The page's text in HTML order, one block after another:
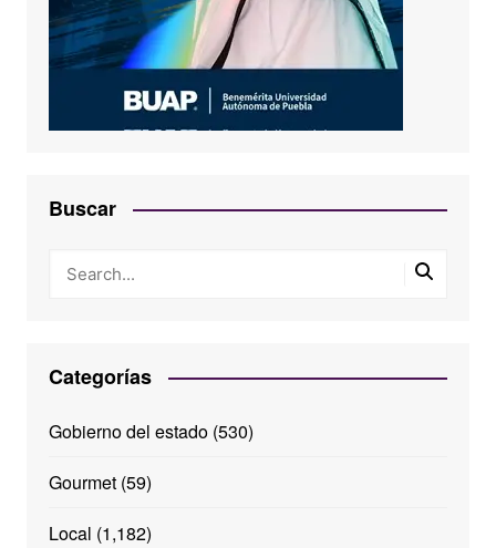
Buscar
Categorías
Gobierno del estado(530)
Gourmet(59)
Local (1,182)